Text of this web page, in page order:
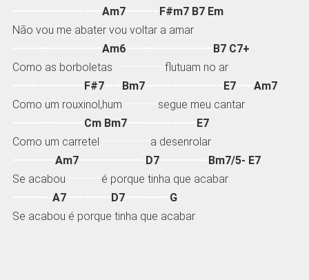
Am7———– F#m7 B7 Em
Não vou me abater vou voltar a amar
Am6—————————– B7 C7+
Como as borboletas
flutuam no ar
F#7—— Bm7————————– E7—— Am7
Como um rouxinol,hum
segue meu cantar
Cm Bm7———————– E7
Como um carretel
a desenrolar
Am7———————- D7—————- Bm7/5- E7
Se acabou
é porque tinha que acabar
A7————— D7————— G
Se acabou é porque tinha que acabar